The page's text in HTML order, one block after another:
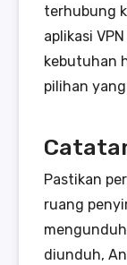
terhubung
aplikasi
kebutuhan
pilihan
Pastikan
ruang
diunduh,